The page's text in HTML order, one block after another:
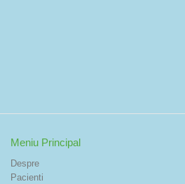
Meniu Principal
Despre
Pacienti